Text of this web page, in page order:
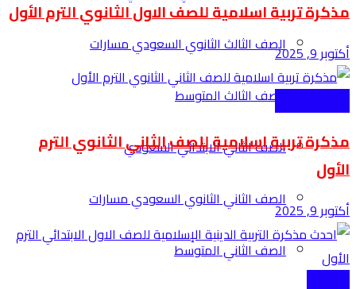
الصف الثالث الثانوي السعودي مسارات
الصف الثالث المتوسط
الصف الثاني الابتدائي السعودي
الصف الثاني الثانوي السعودي مسارات
الصف الثاني المتوسط
مذكرة تربية اسلامية للصف الاول الثانوي الترم الأول
أكتوبر 9, 2025
مذكرة تربية اسلامية للصف الثاني الثانوي الترم
الأول
أكتوبر 9, 2025